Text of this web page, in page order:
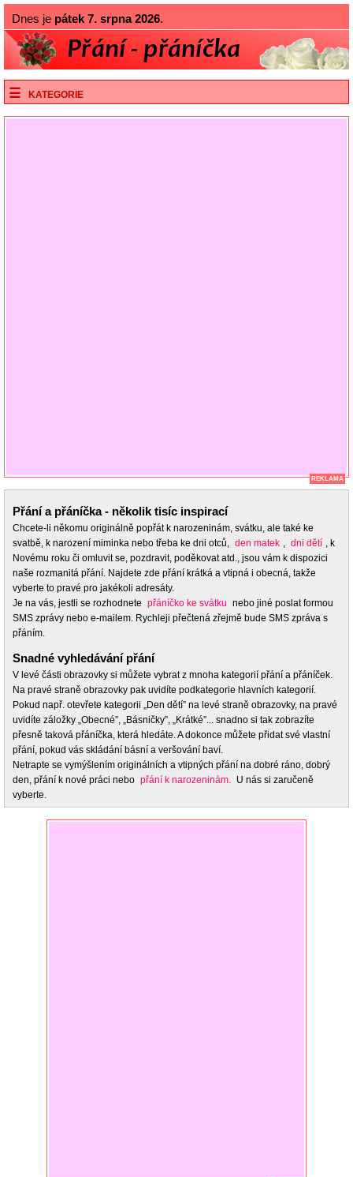
Dnes je pátek 7. srpna 2026.
KATEGORIE
REKLAMA
Přání a přáníčka - několik tisíc inspirací
Chcete-li někomu originálně popřát k narozeninám, svátku, ale také ke
svatbě, k narození miminka nebo třeba ke dni otců, den matek , dni dětí , k
Novému roku či omluvit se, pozdravit, poděkovat atd., jsou vám k dispozici
naše rozmanitá přání. Najdete zde přání krátká a vtipná i obecná, takže
vyberte to pravé pro jakékoli adresáty.
Je na vás, jestli se rozhodnete přáníčko ke svátku nebo jiné poslat formou
SMS zprávy nebo e-mailem. Rychleji přečtená zřejmě bude SMS zpráva s
přáním.
Snadné vyhledávání přání
V levé části obrazovky si můžete vybrat z mnoha kategorií přání a přáníček.
Na pravé straně obrazovky pak uvidíte podkategorie hlavních kategorií.
Pokud např. otevřete kategorii „Den dětí” na levé straně obrazovky, na pravé
uvidíte záložky „Obecné”, „Básničky”, „Krátké”... snadno si tak zobrazíte
přesně taková přáníčka, která hledáte. A dokonce můžete přidat své vlastní
přání, pokud vás skládání básní a veršování baví.
Netrapte se vymýšlením originálních a vtipných přání na dobré ráno, dobrý
den, přání k nové práci nebo přání k narozeninám. U nás si zaručeně
vyberte.